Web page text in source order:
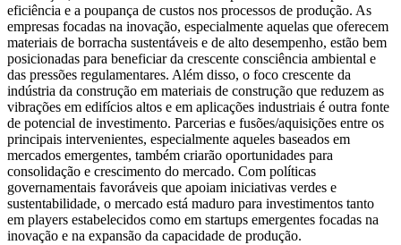
eficiência e a poupança de custos nos processos de produção. As
empresas focadas na inovação, especialmente aquelas que oferecem
materiais de borracha sustentáveis ​​e de alto desempenho, estão bem
posicionadas para beneficiar da crescente consciência ambiental e
das pressões regulamentares. Além disso, o foco crescente da
indústria da construção em materiais de construção que reduzem as
vibrações em edifícios altos e em aplicações industriais é outra fonte
de potencial de investimento. Parcerias e fusões/aquisições entre os
principais intervenientes, especialmente aqueles baseados em
mercados emergentes, também criarão oportunidades para
consolidação e crescimento do mercado. Com políticas
governamentais favoráveis ​​que apoiam iniciativas verdes e
sustentabilidade, o mercado está maduro para investimentos tanto
em players estabelecidos como em startups emergentes focadas na
inovação e na expansão da capacidade de produção.